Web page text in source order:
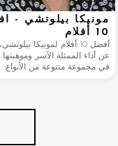
مونيكا بيلوتشي -
10 أفلام
أفضل 10 أفلام لمونيكا
عن أداء الممثلة الآسر وموهبتها
في مجموعة متنوعة من الأنواع
في القائمة موهبة بيلوتشي.